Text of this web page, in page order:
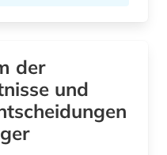
der
und